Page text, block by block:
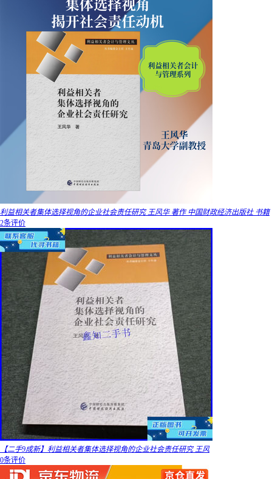
利益相关者集体选择视角的企业社会责任研究 王风华 著作 中国财政经济出版社 书籍
2条评价
【二手9成新】利益相关者集体选择视角的企业社会责任研究 王风
0条评价